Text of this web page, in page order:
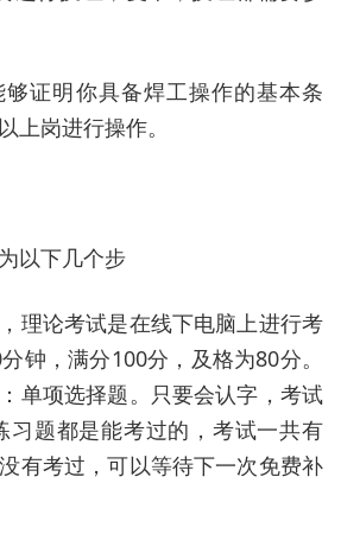
证明你具备焊工操作的基本条
上岗进行操作。
以下几个步
理论考试是在线下电脑上进行考
钟，满分100分，及格为80分。
单项选择题。只要会认字，考试
习题都是能考过的，考试一共有
有考过，可以等待下一次免费补